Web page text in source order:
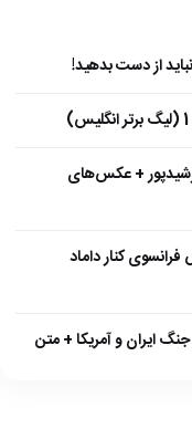
+ عکس‌های
کنار داماد
ایران و آمریکا + متن